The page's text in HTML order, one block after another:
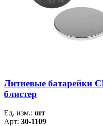
Литиевые батарейки
блистер
Ед. изм.: шт
Арт: 30-1109